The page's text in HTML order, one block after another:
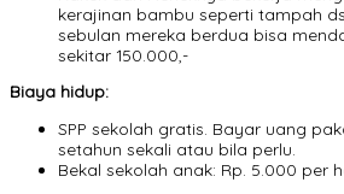
kerajinan bambu seperti tampah
sebulan mereka berdua bisa
sekitar 150.000,-
Biaya hidup:
SPP sekolah gratis. Bayar uang
setahun sekali atau bila perlu.
Bekal sekolah anak: Rp. 5.000 per